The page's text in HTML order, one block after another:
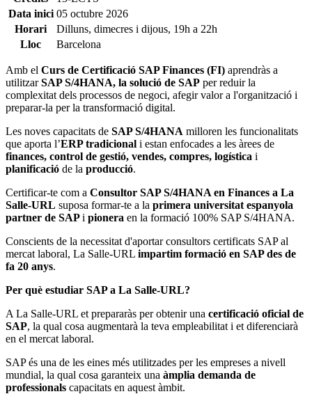
Data inici 05 octubre 2026
Horari
Dilluns, dimecres i dijous, 19h a 22h
Lloc
Barcelona
Amb el Curs de Certificació SAP Finances (FI) aprendràs a
utilitzarSAP S/4HANA, la solució de SAP per reduir la
complexitat dels processos de negoci, afegir valor a l'organització i
preparar-la per la transformació digital.
Les noves capacitats de SAP S/4HANA milloren les funcionalitats
que aporta l’ERP tradicional i estan enfocades a les àrees de
finances, control de gestió, vendes, compres, logística i
planificació de la producció.
Certificar-te com a Consultor SAP S/4HANA en Finances a La
Salle-URL suposa formar-te a la primera universitat espanyola
partner de SAPi pionera en la formació 100% SAP S/4HANA.
Conscients de la necessitat d'aportar consultors certificats SAP al
mercat laboral, La Salle-URL impartim formació en SAP des de
fa 20 anys.
Per què estudiar SAP a La Salle-URL?
A La Salle-URL et prepararàs per obtenir una certificació oficial de
SAP, la qual cosa augmentarà la teva empleabilitat i et diferenciarà
en el mercat laboral.
SAP és una de les eines més utilitzades per les empreses a nivell
mundial, la qual cosa garanteix una àmplia demanda de
professionals capacitats en aquest àmbit.